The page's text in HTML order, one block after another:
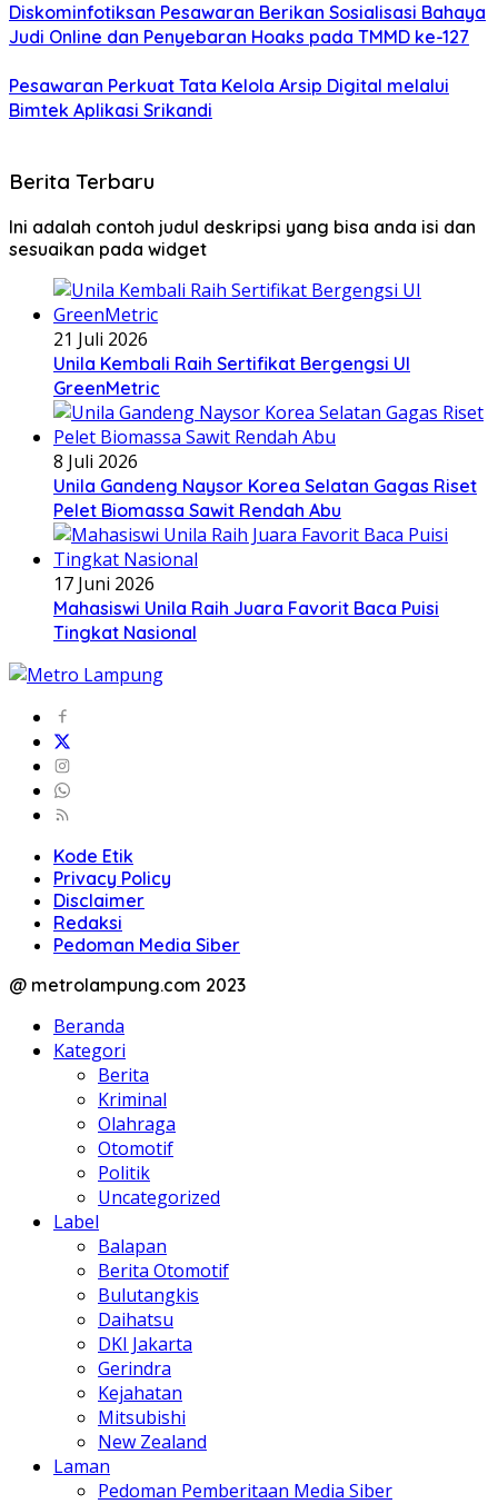
Diskominfotiksan Pesawaran Berikan Sosialisasi Bahaya
Judi Online dan Penyebaran Hoaks pada TMMD ke-127
Pesawaran Perkuat Tata Kelola Arsip Digital melalui
Bimtek Aplikasi Srikandi
Berita Terbaru
Ini adalah contoh judul deskripsi yang bisa anda isi dan
sesuaikan pada widget
21 Juli 2026
Unila Kembali Raih Sertifikat Bergengsi UI
GreenMetric
8 Juli 2026
Unila Gandeng Naysor Korea Selatan Gagas Riset
Pelet Biomassa Sawit Rendah Abu
17 Juni 2026
Mahasiswi Unila Raih Juara Favorit Baca Puisi
Tingkat Nasional
Kode Etik
Privacy Policy
Disclaimer
Redaksi
Pedoman Media Siber
@ metrolampung.com 2023
Beranda
Kategori
Berita
Kriminal
Olahraga
Otomotif
Politik
Uncategorized
Label
Balapan
Berita Otomotif
Bulutangkis
Daihatsu
DKI Jakarta
Gerindra
Kejahatan
Mitsubishi
New Zealand
Laman
Pedoman Pemberitaan Media Siber